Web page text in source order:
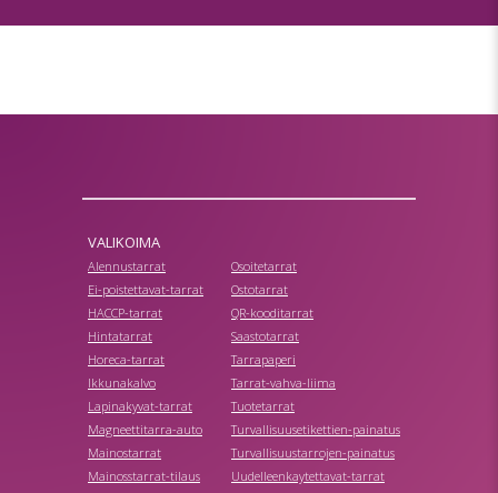
VALIKOIMA
Alennustarrat
Ei-poistettavat-tarrat
HACCP-tarrat
Hintatarrat
Horeca-tarrat
Ikkunakalvo
Lapinakyvat-tarrat
Magneettitarra-auto
Mainostarrat
Mainosstarrat-tilaus
Osoitetarrat
Ostotarrat
QR-kooditarrat
Saastotarrat
Tarrapaperi
Tarrat-vahva-liima
Tuotetarrat
Turvallisuusetikettien-painatus
Turvallisuustarrojen-painatus
Uudelleenkaytettavat-tarrat